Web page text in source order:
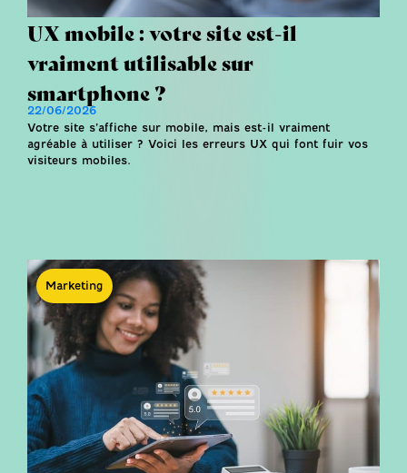
UX mobile : votre site est-il
vraiment utilisable sur
smartphone ?
22/06/2026
Votre site s’affiche sur mobile, mais est-il vraiment
agréable à utiliser ? Voici les erreurs UX qui font fuir vos
visiteurs mobiles.
Marketing